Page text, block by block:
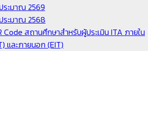
ระมาณ 2569
ระมาณ 2568
Code สถานศึกษาสำหรับผู้ประเมิน ITA ภายใน
และภายนอก (EIT)